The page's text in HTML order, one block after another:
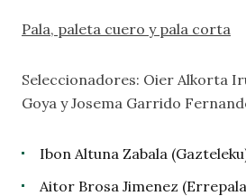
Pala, paleta cuero y pala corta
Seleccionadores: Oier Alkorta
Goya y Josema Garrido
Ibon Altuna Zabala
Aitor Brosa Jimenez